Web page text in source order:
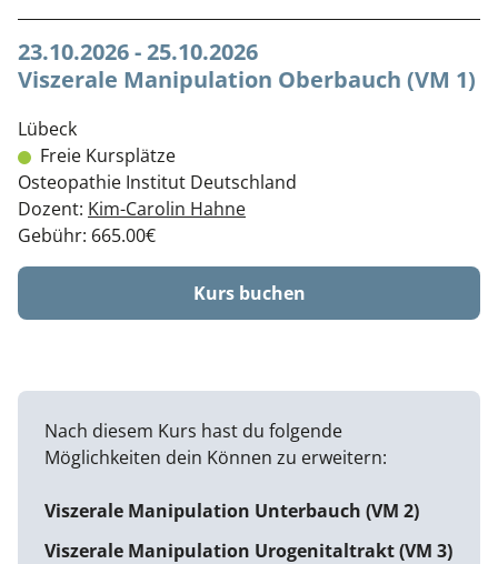
23.10.2026 - 25.10.2026
Viszerale Manipulation Oberbauch (VM 1)
Lübeck
Freie Kursplätze
Osteopathie Institut Deutschland
Dozent: Kim-Carolin Hahne
Gebühr: 665.00€
Kurs buchen
Nach diesem Kurs hast du folgende
Möglichkeiten dein Können zu erweitern:
Viszerale Manipulation Unterbauch (VM 2)
Viszerale Manipulation Urogenitaltrakt (VM 3)